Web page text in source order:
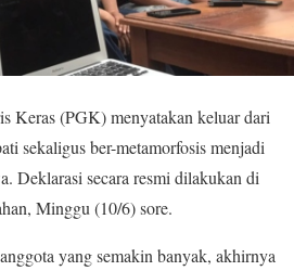
Keras (PGK) menyatakan keluar dari
sekaligus ber-metamorfosis menjadi
Deklarasi secara resmi dilakukan di
Minggu (10/6) sore.
yang semakin banyak, akhirnya